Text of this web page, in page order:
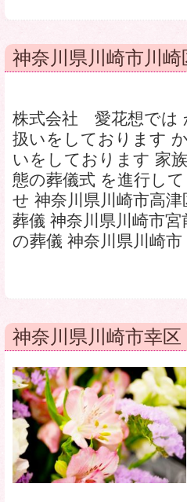
神奈川県川崎市川
株式会社 愛花想では
扱いをしております
いをしております 家
態の葬儀式 を進行し
せ 神奈川県川崎市高
葬儀 神奈川県川崎市
の葬儀 神奈川県川崎
神奈川県川崎市幸